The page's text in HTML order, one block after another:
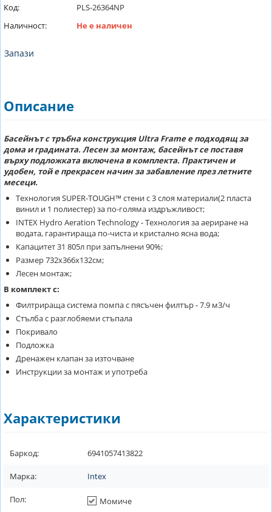
Код:
PLS-26364NP
Наличност:
Не е наличен
Запази
Описание
Басейнът с тръбна конструкция Ultra Frame е подходящ за
дома и градината. Лесен за монтаж, басейнът се поставя
върху подложката включена в комплекта. Практичен и
удобен, той е прекрасен начин за забавление през летните
месеци.
Технология SUPER-TOUGH™ стени с 3 слоя материали(2 пласта
винил и 1 полиестер) за по-голяма издръжливост;
INTEX Hydro Aeration Technology - Технология за аериране на
водата, гарантираща по-чиста и кристално ясна вода;
Капацитет 31 805л при запълнени 90%;
Размер 732х366х132см;
Лесен монтаж;
В комплект с:
Филтрираща система помпа с пясъчен филтър - 7.9 м3/ч
Стълба с разглобяеми стъпала
Покривало
Подложка
Дренажен клапан за източване
Инструкции за монтаж и употреба
Характеристики
Баркод: 6941057413822
Марка: Intex
Пол:
Момиче